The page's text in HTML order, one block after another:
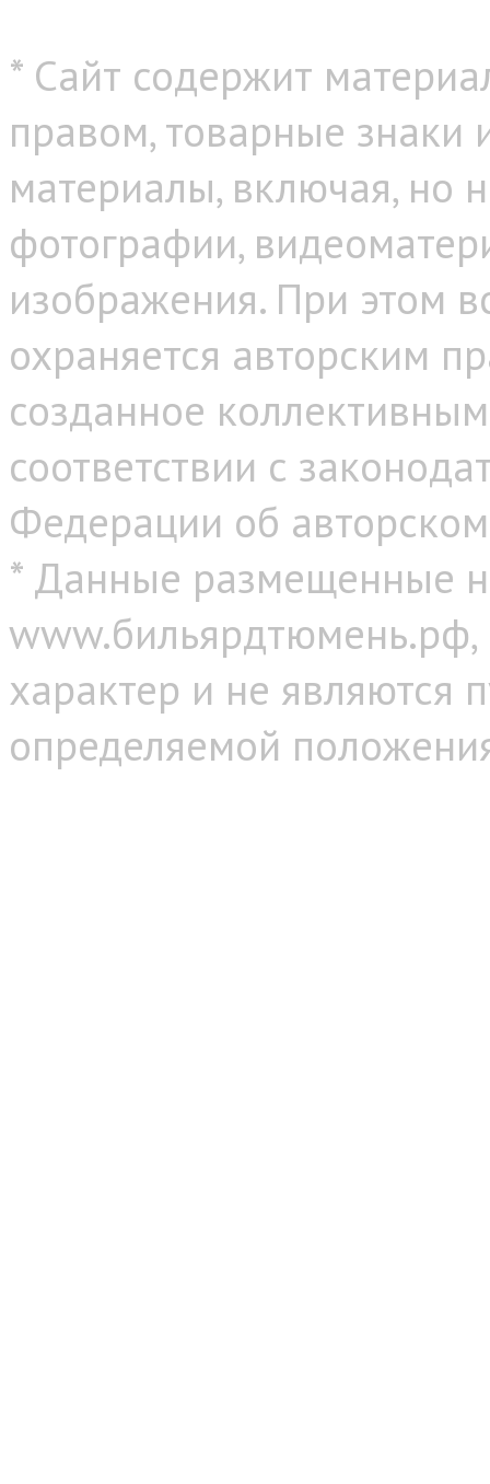
* Сайт содержит
правом, товарные
материалы, включая, но
фотографии,
изображения. При этом
охраняется авторским
созданное
соответствии с
Федерации об
* Данные размещенные
характер и не являются
определяемой